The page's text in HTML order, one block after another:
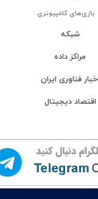
بازی‌های کامپیوتری
شبکه
مراکز داده
فناوری ایران
اقتصاد دیجیتال